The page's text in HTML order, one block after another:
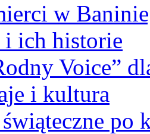
w
ich historie
Voice”
i kultura
po